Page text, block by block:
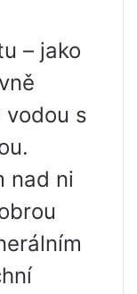
– jako
s
nad ni